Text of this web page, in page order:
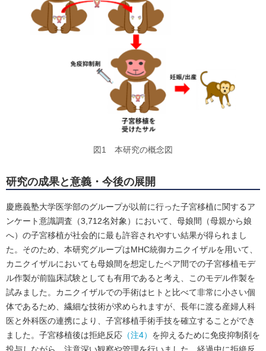
図1 本研究の概念図
研究の成果と意義・今後の展開
慶應義塾大学医学部のグループが以前に行った子宮移植に関するア
ンケート意識調査（3,712名対象）において、母娘間（母親から娘
へ）の子宮移植が社会的に最も許容されやすい結果が得られまし
た。そのため、本研究グループはMHC統御カニクイザルを用いて、
カニクイザルにおいても母娘間を想定したペア間での子宮移植モデ
ル作製が前臨床試験としても有用であると考え、このモデル作製を
試みました。カニクイザルでの手術はヒトと比べて非常に小さい個
体であるため、繊細な技術が求められますが、長年に渡る産婦人科
医と外科医の連携により、子宮移植手術手技を確立することができ
ました。子宮移植後は拒絶反応 （注4） を抑えるために免疫抑制剤を